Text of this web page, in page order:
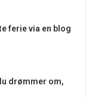
form for
og
om
dig eller en du
ferie via en blog
drømmer om,